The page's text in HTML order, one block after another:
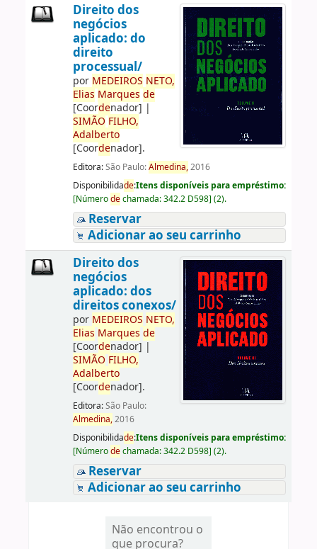
Direito dos
negócios
aplicado: do
direito
processual/
por MEDEIROS NETO,
Elias Marques de
[Coordenador] |
SIMÃO FILHO,
Adalberto
[Coordenador].
Editora:São Paulo:Almedina,2016
Disponibilidade:Itens disponíveis para empréstimo:
[Númerodechamada:342.2 D598] (2).
Reservar
Adicionar ao seu carrinho
Direito dos
negócios
aplicado: dos
direitos conexos/
por MEDEIROS NETO,
Elias Marques de
[Coordenador] |
SIMÃO FILHO,
Adalberto
[Coordenador].
Editora:São Paulo:
Almedina,2016
Disponibilidade:Itens disponíveis para empréstimo:
[Númerodechamada:342.2 D598] (2).
Reservar
Adicionar ao seu carrinho
Não encontrou o
que procura?